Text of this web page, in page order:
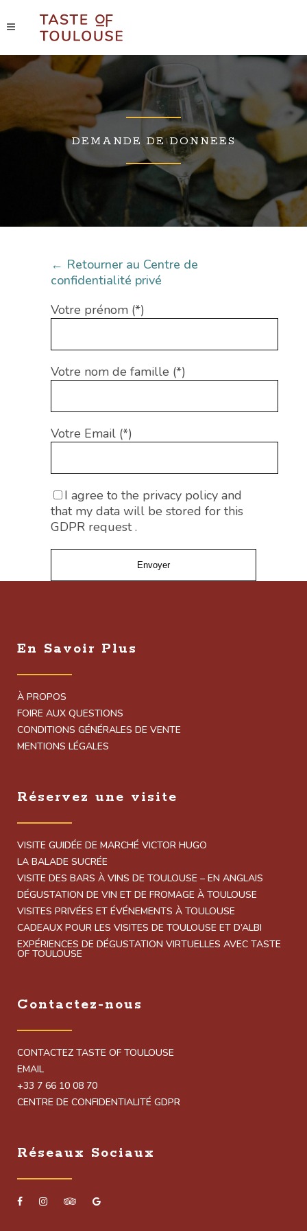
DEMANDE DE DONNEES
← Retourner au Centre de
confidentialité privé
Votre prénom (*)
Votre nom de famille (*)
Votre Email (*)
I agree to the privacy policy and
that my data will be stored for this
GDPR request .
En Savoir Plus
À PROPOS
FOIRE AUX QUESTIONS
CONDITIONS GÉNÉRALES DE VENTE
MENTIONS LÉGALES
Réservez une visite
VISITE GUIDÉE DE MARCHÉ VICTOR HUGO
LA BALADE SUCRÉE
VISITE DES BARS À VINS DE TOULOUSE – EN ANGLAIS
DÉGUSTATION DE VIN ET DE FROMAGE À TOULOUSE
VISITES PRIVÉES ET ÉVÉNEMENTS À TOULOUSE
CADEAUX POUR LES VISITES DE TOULOUSE ET D’ALBI
EXPÉRIENCES DE DÉGUSTATION VIRTUELLES AVEC TASTE
OF TOULOUSE
Contactez-nous
CONTACTEZ TASTE OF TOULOUSE
EMAIL
+33 7 66 10 08 70
CENTRE DE CONFIDENTIALITÉ GDPR
Réseaux Sociaux